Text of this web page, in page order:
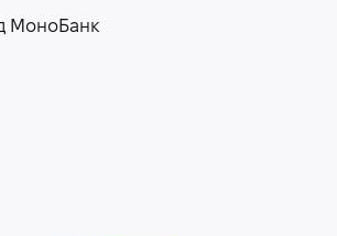
МоноБанк